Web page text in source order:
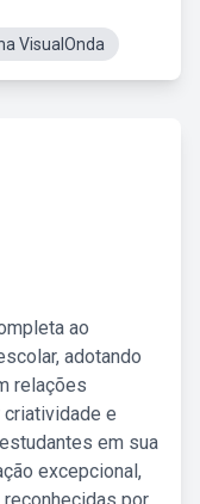
VisualOnda
ao
adotando
relações
e
em sua
excepcional,